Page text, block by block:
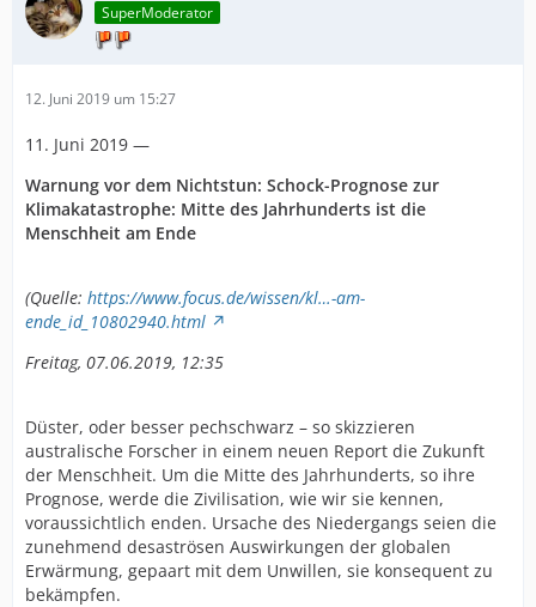
SuperModerator
12. Juni 2019 um 15:27
11. Juni 2019 —
Warnung vor dem Nichtstun: Schock-Prognose zur
Klimakatastrophe: Mitte des Jahrhunderts ist die
Menschheit am Ende
(Quelle: https://www.focus.de/wissen/kl…-am-
ende_id_10802940.html
Freitag, 07.06.2019, 12:35
Düster, oder besser pechschwarz – so skizzieren
australische Forscher in einem neuen Report die Zukunft
der Menschheit. Um die Mitte des Jahrhunderts, so ihre
Prognose, werde die Zivilisation, wie wir sie kennen,
voraussichtlich enden. Ursache des Niedergangs seien die
zunehmend desaströsen Auswirkungen der globalen
Erwärmung, gepaart mit dem Unwillen, sie konsequent zu
bekämpfen.